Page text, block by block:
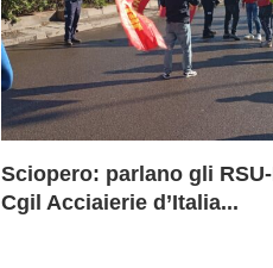
Sciopero: parlano gli
Cgil Acciaierie d’Italia...